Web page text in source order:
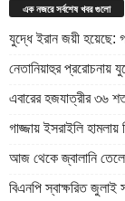
এক নজরে সর্বশেষ খবর গুলো
যুদ্ধে ইরান জয়ী হয়েছে:
নেতানিয়াহুর প্ররোচনায়
এবারের হজযাত্রীর ৩৬
গাজ্জায় ইসরাইলি
আজ থেকে জ্বালানি
বিএনপি স্বাক্ষরিত জুলাই